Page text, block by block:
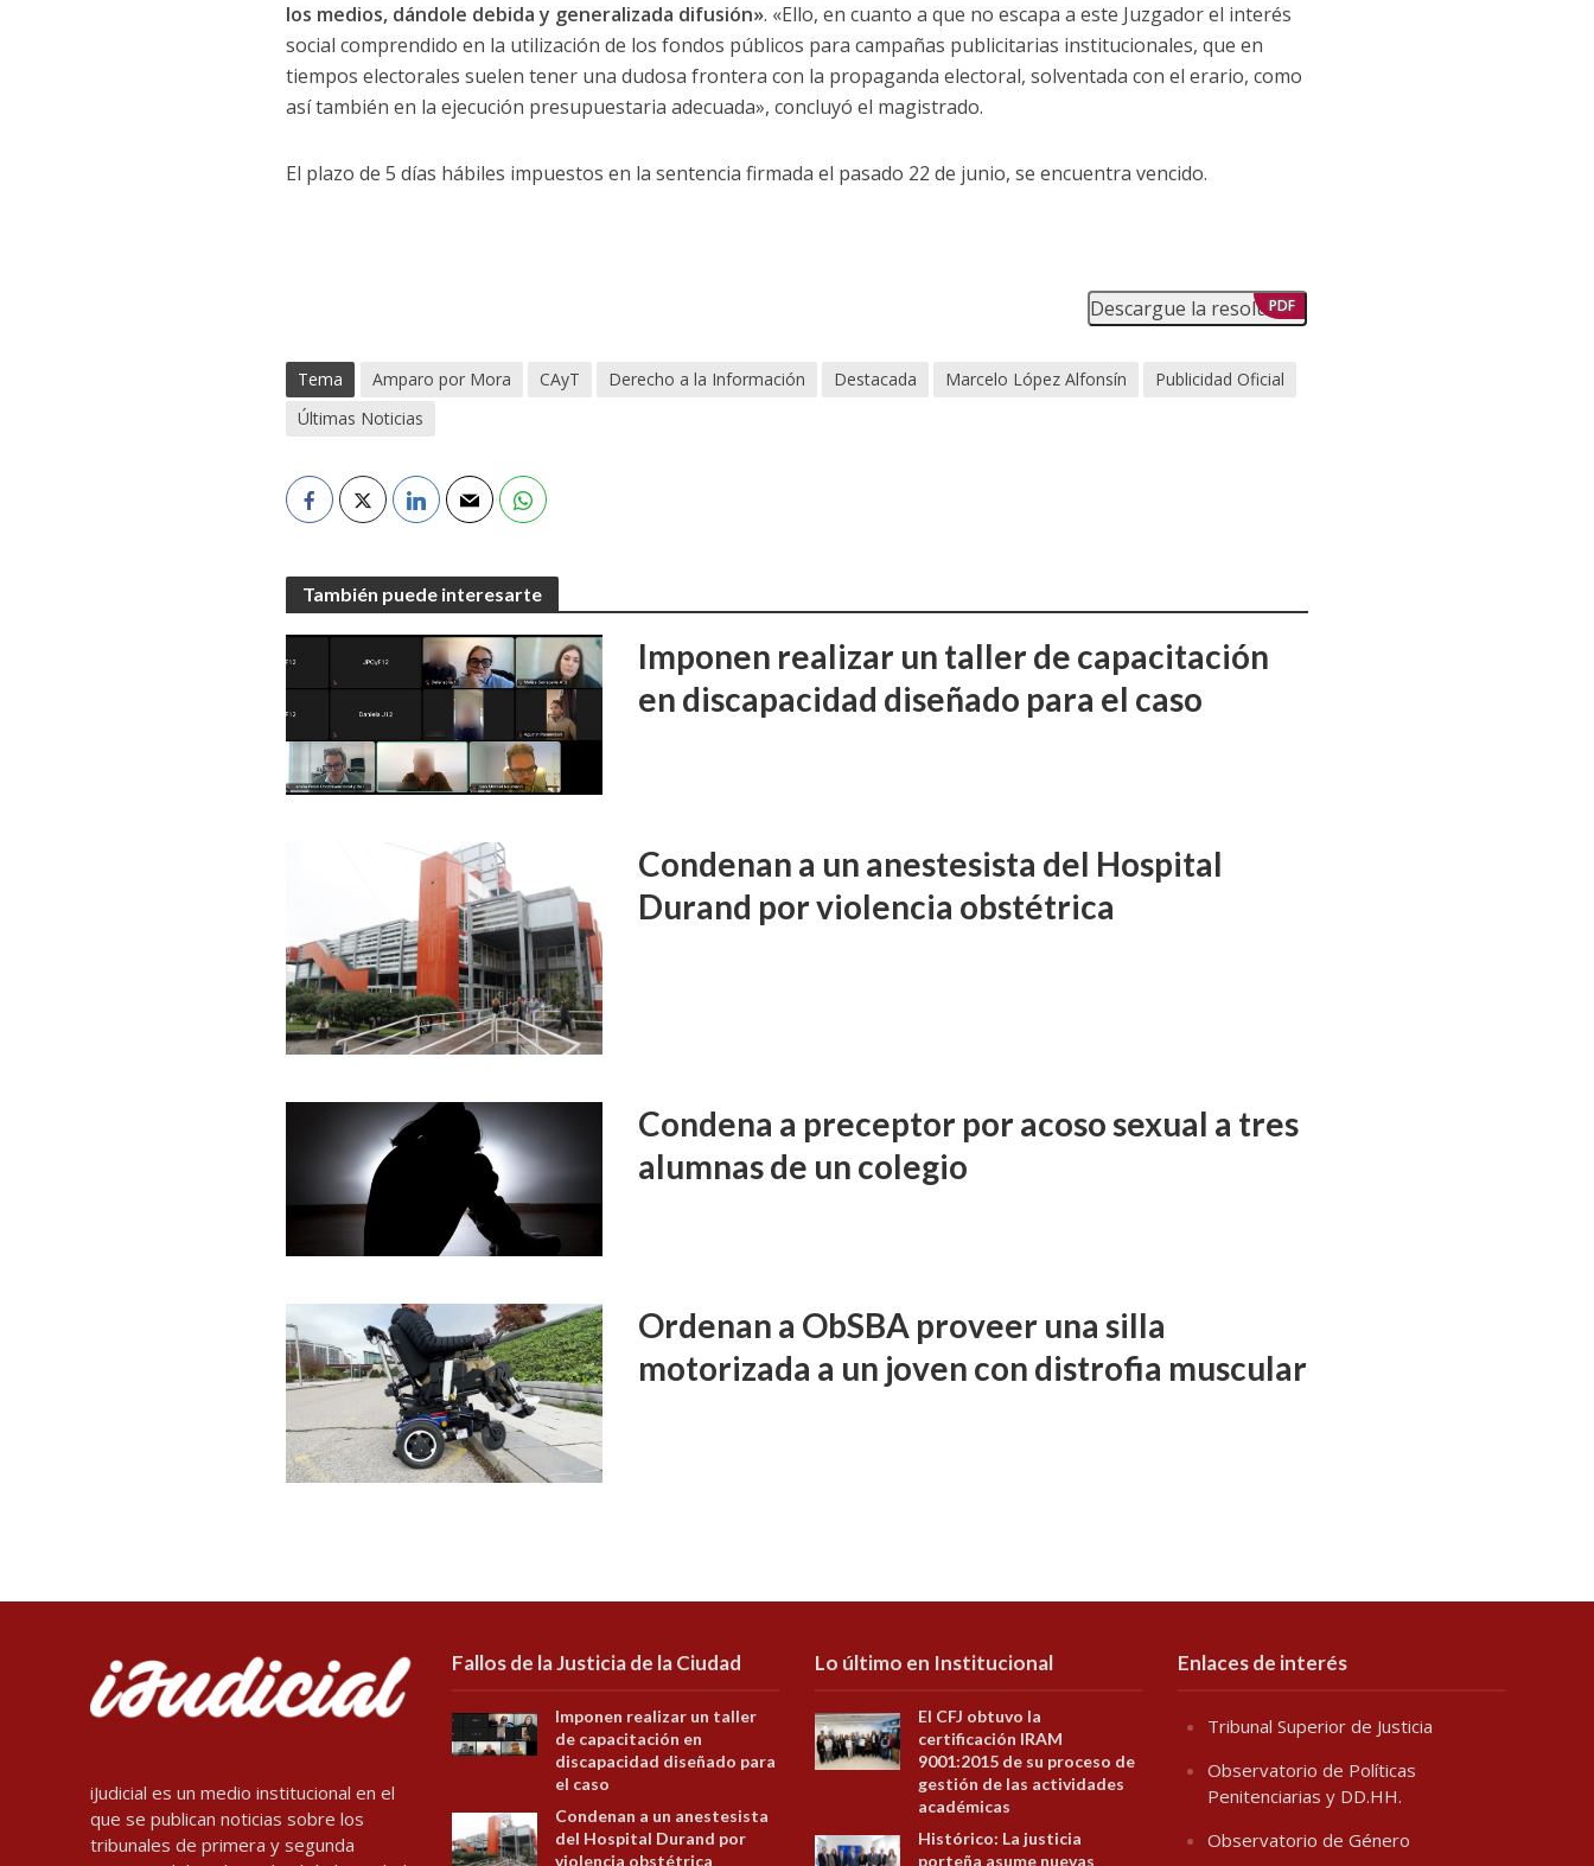
los medios, dándole debida y generalizada difusión». «Ello, en cuanto a que no escapa a este Juzgador el interés
social comprendido en la utilización de los fondos públicos para campañas publicitarias institucionales, que en
tiempos electorales suelen tener una dudosa frontera con la propaganda electoral, solventada con el erario, como
así también en la ejecución presupuestaria adecuada», concluyó el magistrado.
El plazo de 5 días hábiles impuestos en la sentencia firmada el pasado 22 de junio, se encuentra vencido.
Descargue la resolución
PDF
Tema Amparo por Mora CAyT Derecho a la Información Destacada Marcelo López Alfonsín
Publicidad Oficial
Últimas Noticias
También puede interesarte
Imponen realizar un taller de capacitación
en discapacidad diseñado para el caso
Condenan a un anestesista del Hospital
Durand por violencia obstétrica
Condena a preceptor por acoso sexual a tres
alumnas de un colegio
Ordenan a ObSBA proveer una silla
motorizada a un joven con distrofia muscular
iJudicial es un medio institucional en el
que se publican noticias sobre los
tribunales de primera y segunda
Fallos de la Justicia de la Ciudad
Imponen realizar un taller
de capacitación en
discapacidad diseñado para
el caso
Condenan a un anestesista
del Hospital Durand por
violencia obstétrica
Lo último en Institucional
El CFJ obtuvo la
certificación IRAM
9001:2015 de su proceso de
gestión de las actividades
académicas
Histórico: La justicia
porteña asume nuevas
Enlaces de interés
Tribunal Superior de Justicia
Observatorio de Políticas
Penitenciarias y DD.HH.
Observatorio de Género